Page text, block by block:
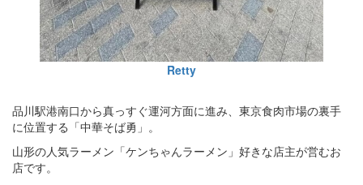
Retty
品川駅港南口から真っすぐ運河方面に進み、東京食肉市場の裏手
に位置する「中華そば勇」。
山形の人気ラーメン「ケンちゃんラーメン」好きな店主が営むお
店です。